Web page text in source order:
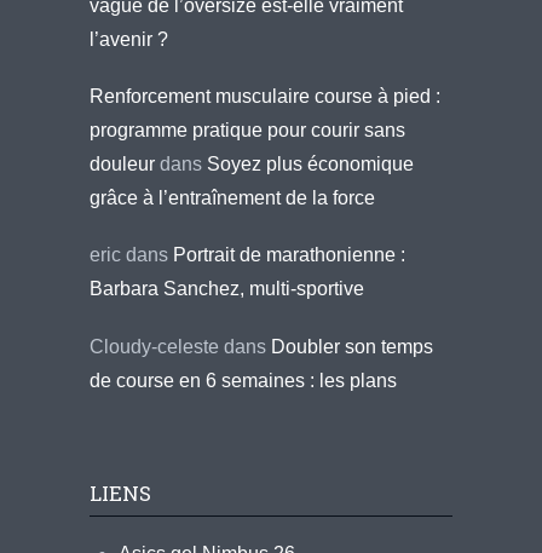
vague de l’oversize est-elle vraiment
l’avenir ?
Renforcement musculaire course à pied :
programme pratique pour courir sans
douleur dans Soyez plus économique
grâce à l’entraînement de la force
eric dans Portrait de marathonienne :
Barbara Sanchez, multi-sportive
Cloudy-celeste dans Doubler son temps
de course en 6 semaines : les plans
LIENS